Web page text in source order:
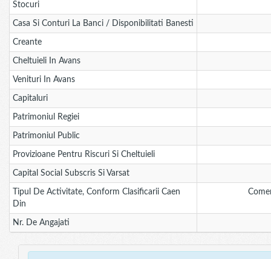
Stocuri
Casa Si Conturi La Banci / Disponibilitati Banesti
Creante
Cheltuieli In Avans
Venituri In Avans
Capitaluri
Patrimoniul Regiei
Patrimoniul Public
Provizioane Pentru Riscuri Si Cheltuieli
Capital Social Subscris Si Varsat
Tipul De Activitate, Conform Clasificarii Caen
Din
Nr. De Angajati